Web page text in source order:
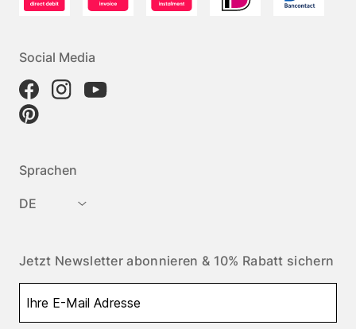
Social Media
Sprachen
DE
Jetzt Newsletter abonnieren & 10% Rabatt sichern